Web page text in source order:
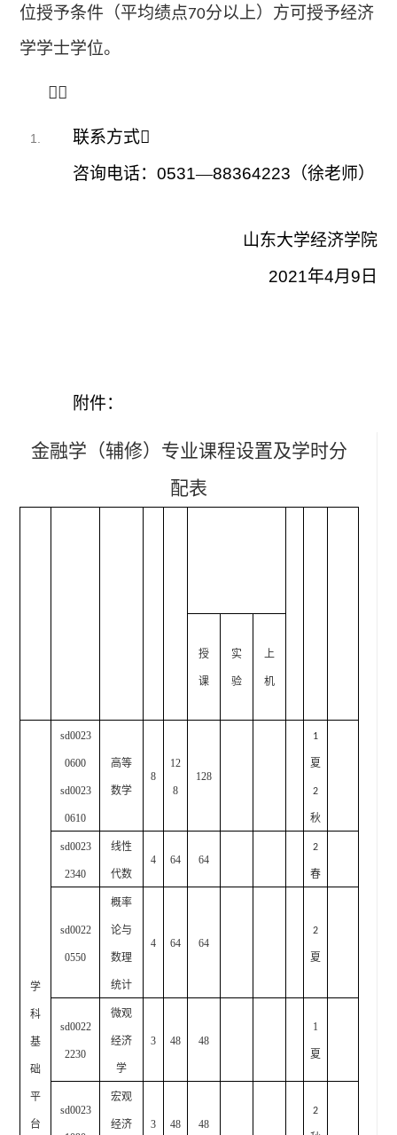
位授予条件（平均绩点70分以上）方可授予经济
学学士学位。

联系方式
咨询电话： 0531—88364223 （徐老师）
山东大学经济学院
2021年4月 9 日
附件：
金融学（辅修）专业课程设置及学时分
配表
授
课
实
验
上
机
学
科
基
础
平
台
sd0023
0600
sd0023
0610
高等
数学
8
12
8
128
1
夏
2
秋
sd0023
2340
线性
代数
4 64 64
2
春
sd0022
0550
概率
论与
数理
统计
4 64 64
2
夏
sd0022
2230
微观
经济
学
3 48 48
1
夏
sd0023
宏观
经济 3 48 48
2